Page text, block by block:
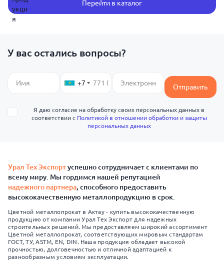
Перейти в каталог
У вас остались вопросы?
+7 Отправить
Я даю согласие на обработку своих персональных данных в
соответствии с Политикой в отношении обработки и защиты
персональных данных
Урал Тех Экспортуспешно сотрудничает с клиентами по
всему миру. Мы гордимся нашей репутацией
надежного партнера, способного предоставить
высококачественную металлопродукцию в срок.
Цветной металлопрокат в Актау - купить высококачественную
продукцию от компании Урал Тех Экспорт для надежных
строительных решений. Мы предоставляем широкий ассортимент
Цветной металлопрокат, соответствующих мировым стандартам
ГОСТ, ТУ, ASTM, EN, DIN. Наша продукция обладает высокой
прочностью, долговечностью и отличной адаптацией к
разнообразным условиям эксплуатации.